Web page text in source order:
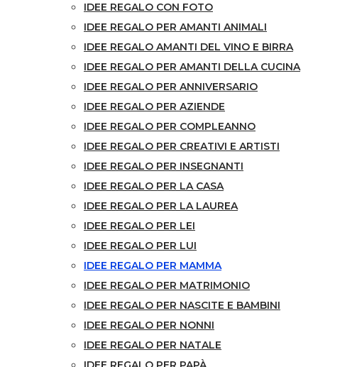
IDEE REGALO CON FOTO
IDEE REGALO PER AMANTI ANIMALI
IDEE REGALO AMANTI DEL VINO E BIRRA
IDEE REGALO PER AMANTI DELLA CUCINA
IDEE REGALO PER ANNIVERSARIO
IDEE REGALO PER AZIENDE
IDEE REGALO PER COMPLEANNO
IDEE REGALO PER CREATIVI E ARTISTI
IDEE REGALO PER INSEGNANTI
IDEE REGALO PER LA CASA
IDEE REGALO PER LA LAUREA
IDEE REGALO PER LEI
IDEE REGALO PER LUI
IDEE REGALO PER MAMMA
IDEE REGALO PER MATRIMONIO
IDEE REGALO PER NASCITE E BAMBINI
IDEE REGALO PER NONNI
IDEE REGALO PER NATALE